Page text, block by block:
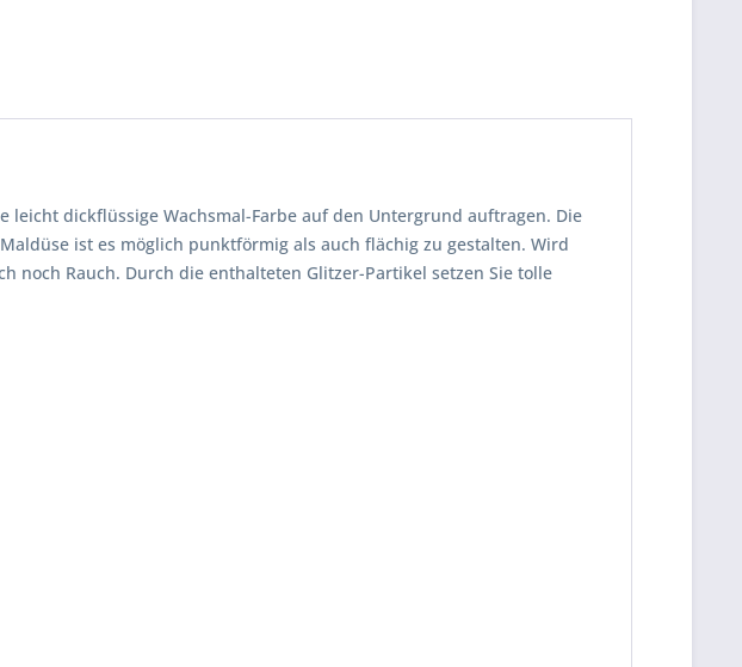
dickflüssige Wachsmal-Farbe auf den Untergrund auftragen. Die
ist es möglich punktförmig als auch flächig zu gestalten. Wird
noch Rauch. Durch die enthalteten Glitzer-Partikel setzen Sie tolle